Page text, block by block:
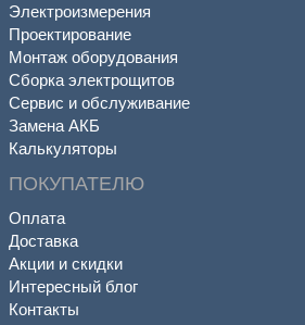
Электроизмерения
Проектирование
Монтаж оборудования
Сборка электрощитов
Сервис и обслуживание
Замена АКБ
Калькуляторы
ПОКУПАТЕЛЮ
Оплата
Доставка
Акции и скидки
Интересный блог
Контакты